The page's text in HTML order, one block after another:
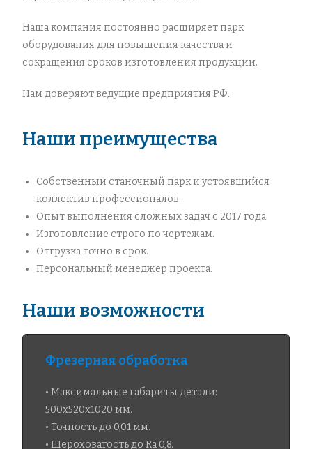
Наша компания постоянно расширяет парк
оборудования для повышения качества и
сокращения сроков изготовления продукции.
Нам доверяют ведущие предприятия РФ.
Наши преимущества
Собственный станочный парк и устоявшийся
коллектив профессионалов.
Опыт выполнения сложных задач с 2017 года.
Изготовление строго по чертежам.
Отгрузка точно в срок.
Персональный менеджер проекта.
Наши возможности
Фрезерная обработка
• Максимальные габариты детали:
500х520х1020 мм.
• Точность до 0,01 мм.
• Шероховатость до Ra 0,8.